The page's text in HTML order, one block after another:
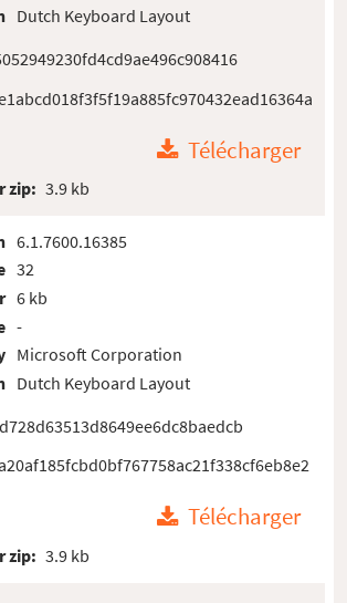
Dutch Keyboard Layout
Télécharger
zip: 3.9 kb
6.1.7600.16385
32
6 kb
-
Microsoft Corporation
Dutch Keyboard Layout
Télécharger
zip: 3.9 kb